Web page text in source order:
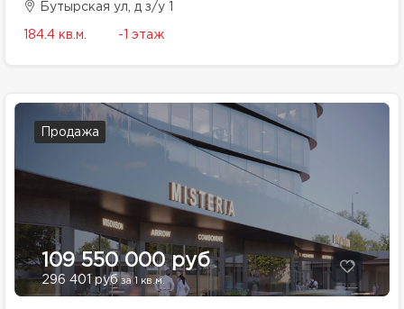
Бутырская ул, д з/у 1
184.4 кв.м. -1 этаж
Продажа
109 550 000 руб
296 401 рубза 1 кв.м.